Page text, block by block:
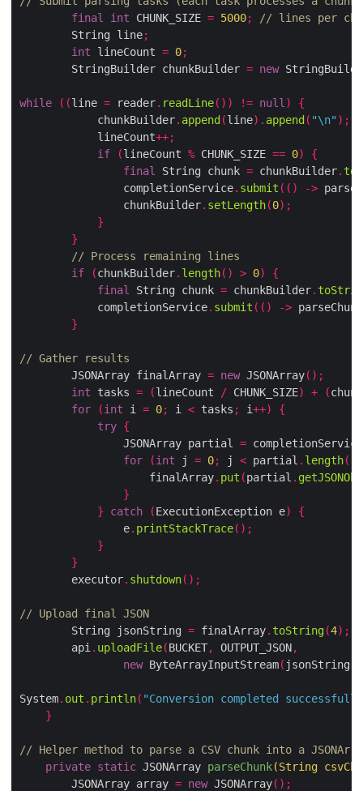
final
int CHUNK_SIZE = 5000;
// lines per
        String line
;
int lineCount = 0;
        StringBuilder chunkBuilder
= new
while ((line = reader. readLine()) != null )
{
            chunkBuilder
. append (line). append ( "\n" );
            lineCount
++;
if
(lineCount % CHUNK_SIZE == 0)
{
final
String chunk = chunkBuilder.
                completionService
. submit (() ->
                chunkBuilder
. setLength(0);
}
}
// Process remaining lines
if
(chunkBuilder. length() > 0)
{
final
String chunk = chunkBuilder.
            completionService
. submit (() -> parseChunk
}
// Gather results
        JSONArray finalArray
= new JSONArray();
int tasks = (lineCount / CHUNK_SIZE) + (
for
(int i = 0; i < tasks ; i++)
{
try {
                JSONArray partial
= completionService
for
(int j = 0; j < partial . length();
                    finalArray
. put (partial .
}
}
catch (ExecutionException e)
{
                e
. printStackTrace();
}
}
        executor
. shutdown();
// Upload final JSON
        String jsonString
= finalArray. toString(4);
        api
. uploadFile(BUCKET, OUTPUT_JSON,
new ByteArrayInputStream( jsonString
System. out . println( "Conversion completed
}
// Helper method to parse a CSV chunk into a
private static JSONArray parseChunk(String
        JSONArray array
= new JSONArray();